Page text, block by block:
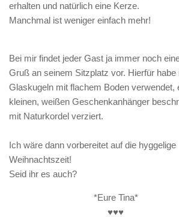
erhalten und natürlich eine Kerze.
Manchmal ist weniger einfach mehr!
Bei mir findet jeder Gast ja immer noch
Gruß an seinem Sitzplatz vor. Hierfür habe
Glaskugeln mit flachem Boden verwendet,
kleinen, weißen Geschenkanhänger
mit Naturkordel verziert.
Ich wäre dann vorbereitet auf die hyggelige
Weihnachtszeit!
Seid ihr es auch?
*Eure Tina*
♥♥♥